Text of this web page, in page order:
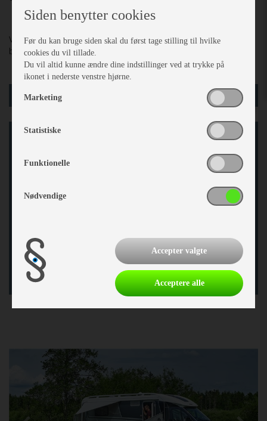
Ved større rengøring kan IsaClean rens anvendes. AquaTex kan
bruges til efterimprægnering.
På grund af dine cookieindstillinger er det ikke muligt at
vise indholdet på vores side. Så benyt enten eksternt link
Gå til cookie indstillinger
Gå til indhold
Siden benytter cookies
Før du kan bruge siden skal du først tage stilling til hvilke
cookies du vil tillade.
Du vil altid kunne ændre dine indstillinger ved at trykke på
ikonet i nederste venstre hjørne.
Marketing
Statistiske
Funktionelle
Nødvendige
Accepter valgte
Acceptere alle